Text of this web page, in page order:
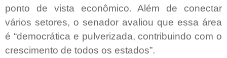
ponto de vista econômico. Além de conectar
vários setores, o senador avaliou que essa área
é “democrática e pulverizada, contribuindo com o
crescimento de todos os estados”.